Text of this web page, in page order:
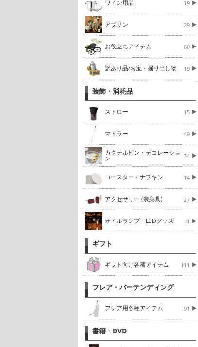
ワイン用品 19
アブサン 29
お役立ちアイテム 60
訳あり品/お宝・掘り出し物 19
装飾・消耗品
ストロー 15
マドラー 49
カクテルピン・デコレーショ
ン 34
コースター・ナプキン 14
アクセサリー (装身具) 27
オイルランプ・LEDグッズ 31
ギフト
ギフト向け各種アイテム 111
フレア・バーテンディング
フレア用各種アイテム 91
書籍・DVD